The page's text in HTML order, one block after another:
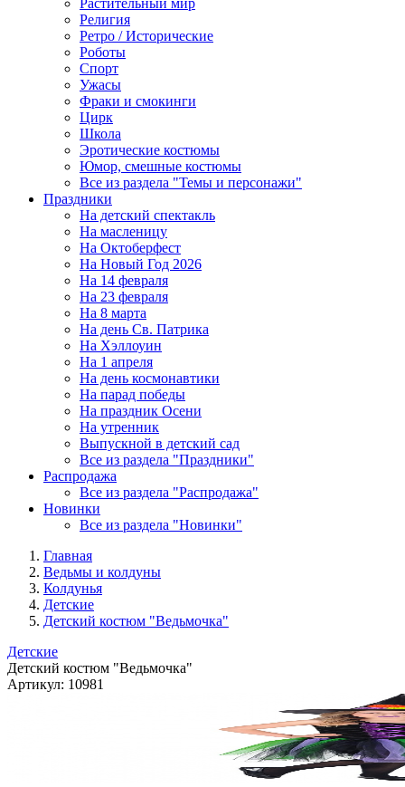
Растительный мир
Религия
Ретро / Исторические
Роботы
Спорт
Ужасы
Фраки и смокинги
Цирк
Школа
Эротические костюмы
Юмор, смешные костюмы
Все из раздела "Темы и персонажи"
Праздники
На детский спектакль
На масленицу
На Октоберфест
На Новый Год 2026
На 14 февраля
На 23 февраля
На 8 марта
На день Св. Патрика
На Хэллоуин
На 1 апреля
На день космонавтики
На парад победы
На праздник Осени
На утренник
Выпускной в детский сад
Все из раздела "Праздники"
Распродажа
Все из раздела "Распродажа"
Новинки
Все из раздела "Новинки"
Главная
Ведьмы и колдуны
Колдунья
Детские
Детский костюм "Ведьмочка"
Детские
Детский костюм "Ведьмочка"
Артикул: 10981